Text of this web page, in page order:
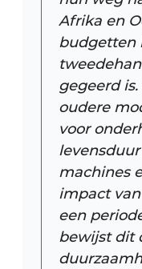
Afrika en
budgetten
gegeerd
oudere
voor
machines
impact
een
bewijst dit